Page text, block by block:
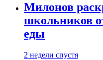
Милонов
школьников
еды
2 недели спустя